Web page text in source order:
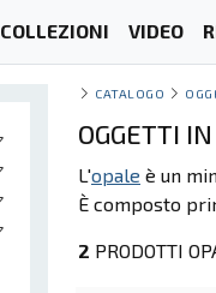
COLLEZIONI VIDEO
CATALOGO
OGGETTI
L'opale è un
È composto
2 PRODOTTI